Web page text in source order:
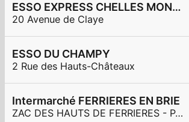
ESSO EXPRESS CHELLES MONT CHALAS
20 Avenue de Claye
ESSO DU CHAMPY
2 Rue des Hauts-Châteaux
Intermarché FERRIERES EN BRIE
ZAC DES HAUTS DE FERRIERES - PARC DES MERLETTES